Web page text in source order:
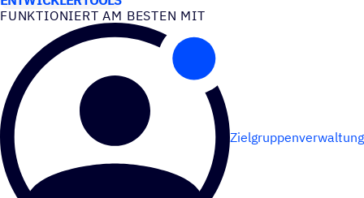
FUNK­TIO­NIERT AM BESTEN MIT
Zielgruppenverwaltung